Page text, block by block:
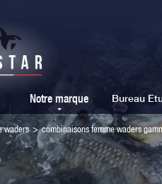
Notre marque Bureau
waders > combinaisons femme waders